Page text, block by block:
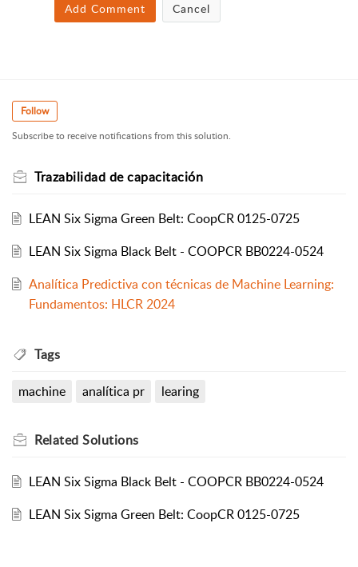
Add Comment Cancel
Follow
Subscribe to receive notifications from this solution.
Trazabilidad de capacitación
LEAN Six Sigma Green Belt: CoopCR 0125-0725
LEAN Six Sigma Black Belt - COOPCR BB0224-0524
Analítica Predictiva con técnicas de Machine Learning:
Fundamentos: HLCR 2024
Tags
machine analítica pr learing
Related Solutions
LEAN Six Sigma Black Belt - COOPCR BB0224-0524
LEAN Six Sigma Green Belt: CoopCR 0125-0725